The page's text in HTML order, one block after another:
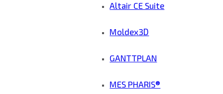
Altair CE Suite
Moldex3D
GANTTPLAN
MES PHARIS®